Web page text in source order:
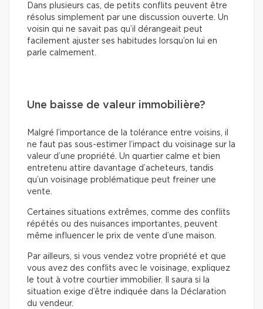
Dans plusieurs cas, de petits conflits peuvent être
résolus simplement par une discussion ouverte. Un
voisin qui ne savait pas qu’il dérangeait peut
facilement ajuster ses habitudes lorsqu’on lui en
parle calmement.
Une baisse de valeur immobilière?
Malgré l’importance de la tolérance entre voisins, il
ne faut pas sous-estimer l’impact du voisinage sur la
valeur d’une propriété. Un quartier calme et bien
entretenu attire davantage d’acheteurs, tandis
qu’un voisinage problématique peut freiner une
vente.
Certaines situations extrêmes, comme des conflits
répétés ou des nuisances importantes, peuvent
même influencer le prix de vente d’une maison.
Par ailleurs, si vous vendez votre propriété et que
vous avez des conflits avec le voisinage, expliquez
le tout à votre courtier immobilier. Il saura si la
situation exige d’être indiquée dans la Déclaration
du vendeur.